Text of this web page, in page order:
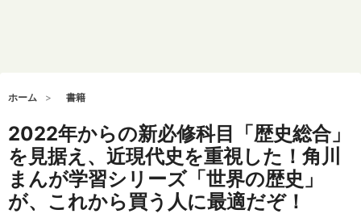
ホーム 書籍
2022年からの新必修科目「歴史総合」
を見据え、近現代史を重視した！角川
まんが学習シリーズ「世界の歴史」
が、これから買う人に最適だぞ！